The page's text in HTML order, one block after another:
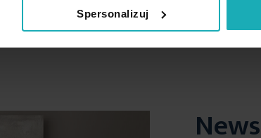
Spersonalizuj
02-08-2026
02-08-